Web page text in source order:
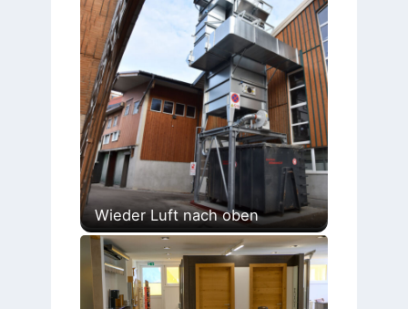
Wieder Luft nach oben